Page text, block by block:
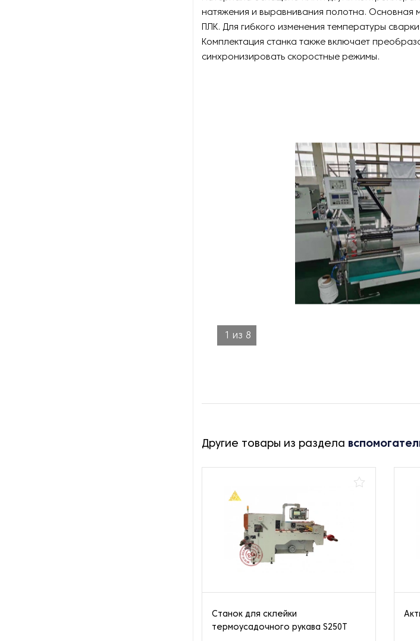
натяжения и выравнивания полотна. Основная
ПЛК. Для гибкого изменения температуры
Комплектация станка также включает
синхронизировать скоростные режимы.
1 из 8
Другие товары из раздела
Станок для склейки
термоусадочного рукава S250T